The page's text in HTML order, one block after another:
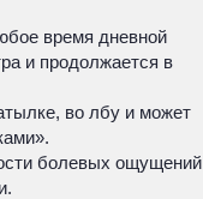
время дневной
и продолжается в
во лбу и может
болевых ощущений